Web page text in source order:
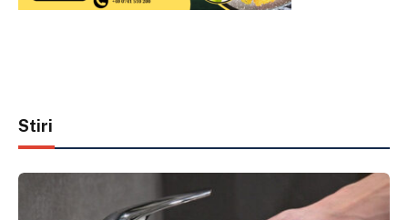
Stiri